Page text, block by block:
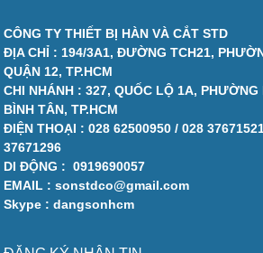
CÔNG TY THIẾT BỊ HÀN VÀ CẮT STD
ĐỊA CHỈ : 194/3A1, ĐƯỜNG TCH21,
QUẬN 12, TP.HCM
CHI NHÁNH : 327, QUỐC LỘ 1A,
BÌNH TÂN, TP.HCM
ĐIỆN THOẠI :028 62500950 / 028
37671296
DI ĐỘNG :0919690057
EMAIL : sonstdco@gmail.com
Skype : dangsonhcm